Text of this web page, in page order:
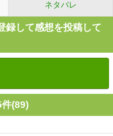
ネタバレ
録して感想を投稿して
(89)